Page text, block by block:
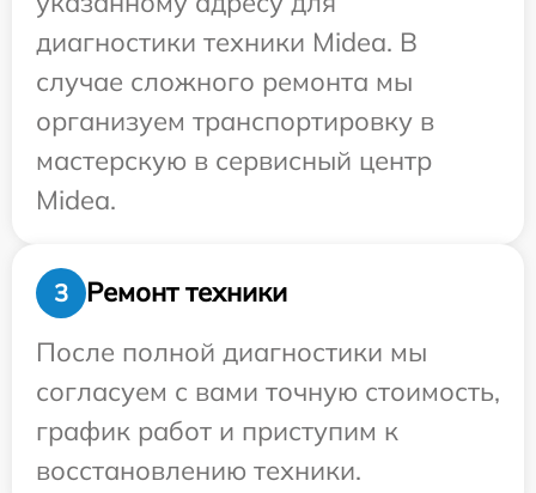
диагностики техники Midea. В
случае сложного ремонта мы
организуем транспортировку в
мастерскую в сервисный центр
Midea.
3
Ремонт техники
После полной диагностики мы
согласуем с вами точную стоимость,
график работ и приступим к
восстановлению техники.